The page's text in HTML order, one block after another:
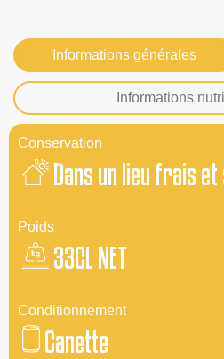
Informations générales
Informations
Conservation
Dans un lieu frais et
Poids
33CL NET
Conditionnement
Canette